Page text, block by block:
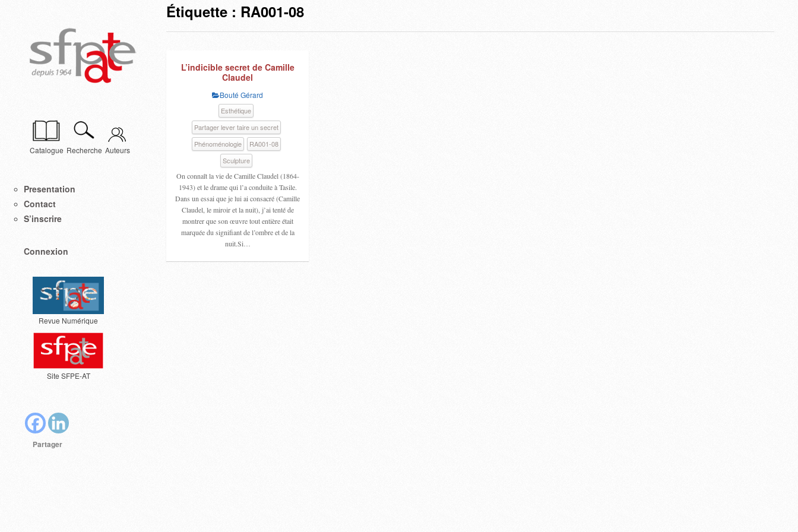
Catalogue Recherche Auteurs
Presentation
Contact
S’inscrire
Connexion
Revue Numérique
Site SFPE-AT
Partager
Étiquette : RA001-08
L’indicible secret de Camille
Claudel
Bouté Gérard
Esthétique
Partager lever taire un secret
Phénoménologie
RA001-08
Sculpture
On connaît la vie de Camille Claudel (1864-
1943) et le drame qui l’a conduite à Tasile.
Dans un essai que je lui ai consacré (Camille
Claudel, le miroir et la nuit), j’ai tenté de
montrer que son œuvre tout entière était
marquée du signifiant de l’ombre et de la
nuit.Si…